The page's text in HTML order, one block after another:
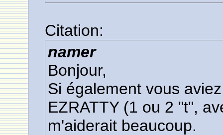
Citation:
namer
Bonjour,
Si également vous
EZRATTY (1 ou 2 "t",
m'aiderait beaucoup.